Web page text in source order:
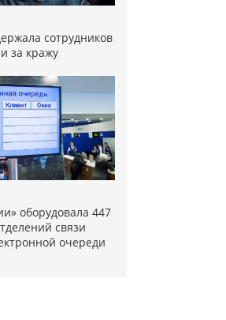
сотрудников
за кражу
оборудовала 447
связи
очереди